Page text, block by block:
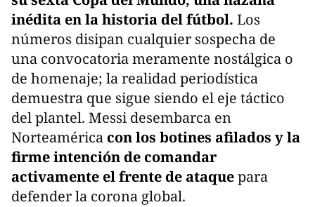
inédita en la historia del fútbol. Los
números disipan cualquier sospecha de
una convocatoria meramente nostálgica o
de homenaje; la realidad periodística
demuestra que sigue siendo el eje táctico
del plantel. Messi desembarca en
Norteamérica con los botines afilados y la
firme intención de comandar
activamente el frente de ataquepara
defender la corona global.